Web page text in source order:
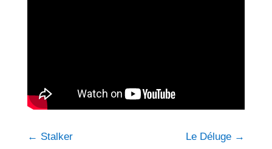
← Stalker Le Déluge →